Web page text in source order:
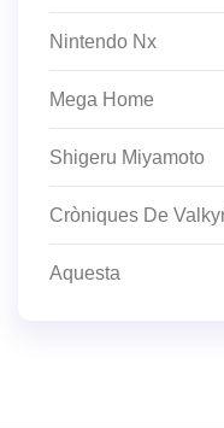
Nintendo Nx
Mega Home
Shigeru Miyamoto
Cròniques De
Aquesta